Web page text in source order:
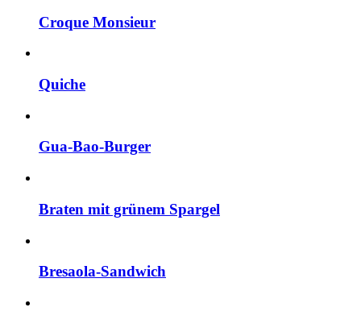
Croque Monsieur
Quiche
Gua-Bao-Burger
Braten mit grünem Spargel
Bresaola-Sandwich